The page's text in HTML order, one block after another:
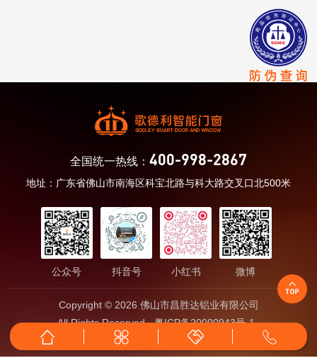
全国统一热线： 400-998-2867
地址：广东省佛山市南海区科宝北路与科大路交叉口北500米
公众号 抖音号 小红书 微博
Copyright © 2026 佛山市昌胜达铝业有限公司
All Rights Reserved
粤ICP备20000943号-1
粤公网安备44060502003087号
技术支持：推搜新媒体